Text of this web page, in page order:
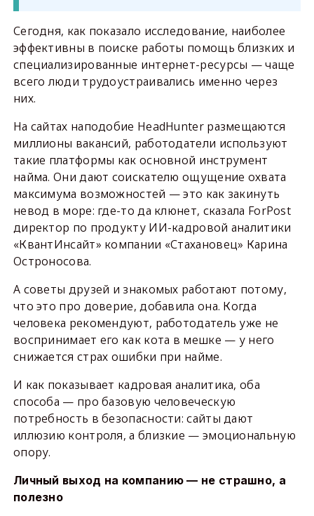
Сегодня, как показало исследование, наиболее
эффективны в поиске работы помощь близких и
специализированные интернет-ресурсы — чаще
всего люди трудоустраивались именно через
них.
На сайтах наподобие HeadHunter размещаются
миллионы вакансий, работодатели используют
такие платформы как основной инструмент
найма. Они дают соискателю ощущение охвата
максимума возможностей — это как закинуть
невод в море: где-то да клюнет, сказала ForPost
директор по продукту ИИ-кадровой аналитики
«КвантИнсайт» компании «Стахановец» Карина
Остроносова.
А советы друзей и знакомых работают потому,
что это про доверие, добавила она. Когда
человека рекомендуют, работодатель уже не
воспринимает его как кота в мешке — у него
снижается страх ошибки при найме.
И как показывает кадровая аналитика, оба
способа — про базовую человеческую
потребность в безопасности: сайты дают
иллюзию контроля, а близкие — эмоциональную
опору.
Личный выход на компанию — не страшно, а
полезно